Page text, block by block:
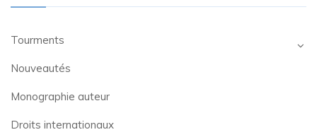
Tourments
Nouveautés
Monographie auteur
Droits internationaux